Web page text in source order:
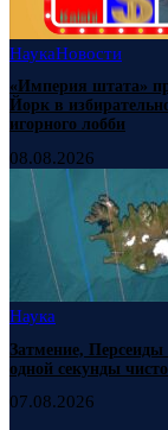
НаукаНовости
«Империя штата»
Йорк в
игорного лобби
08.08.2026
Наука
Затмение, Персеиды
одной секунды
07.08.2026